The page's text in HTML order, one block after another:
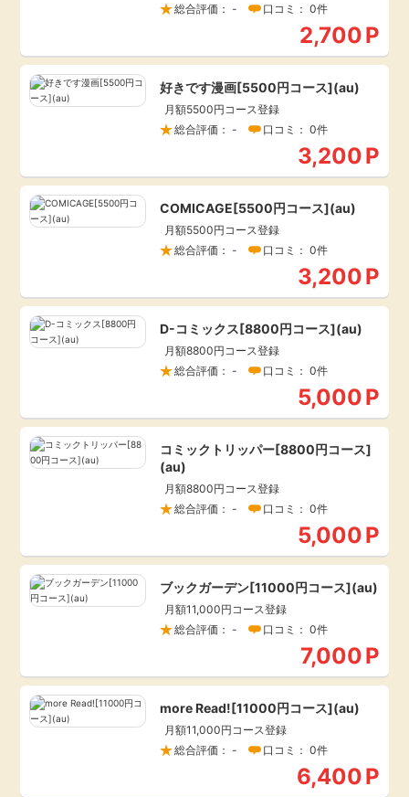
毎日ゲット
GMOポイ活の使い方
家計の固定費 総合評価： -
口コミ： 0件
2,700P
好きです漫画[5500円コース](au)
月額5500円コース登録
総合評価： -
口コミ： 0件
3,200P
COMICAGE[5500円コース](au)
月額5500円コース登録
総合評価： -
口コミ： 0件
3,200P
D-コミックス[8800円コース](au)
月額8800円コース登録
総合評価： -
口コミ： 0件
5,000P
コミックトリッパー[8800円コース]
(au)
月額8800円コース登録
総合評価： -
口コミ： 0件
5,000P
ブックガーデン[11000円コース](au)
月額11,000円コース登録
総合評価： -
口コミ： 0件
7,000P
more Read![11000円コース](au)
月額11,000円コース登録
総合評価： -
口コミ： 0件
6,400P